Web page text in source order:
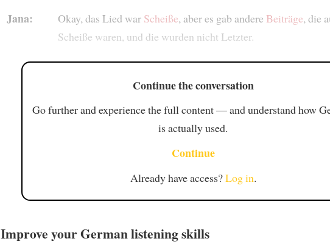
Jana: Okay, das Lied war Scheiße, aber es gab andere Beiträge, die
Scheiße waren, und die wurden nicht Letzter.
Continue the conversation
Go further and experience the full content — and understand how
is actually used.
Continue
Already have access?Log in.
Improve your German listening skills